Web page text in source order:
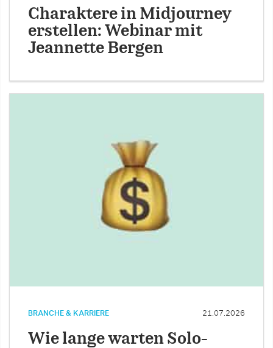
Charaktere in Midjourney
erstellen: Webinar mit
Jeannette Bergen
BRANCHE & KARRIERE 21.07.2026
Wie lange warten Solo-